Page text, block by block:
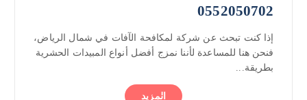
0552050702
إذا كنت تبحث عن شركة لمكافحة الآفات في شمال الرياض،
فنحن هنا للمساعدة لأننا نمزج أفضل أنواع المبيدات الحشرية
بطريقة...
المزيد